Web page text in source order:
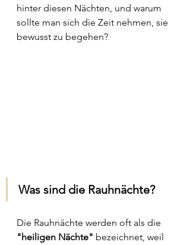
hinter diesen Nächten, und warum
sollte man sich die Zeit nehmen, sie
bewusst zu begehen?
Was sind die Rauhnächte?
Die Rauhnächte werden oft als die
"heiligen Nächte" bezeichnet, weil